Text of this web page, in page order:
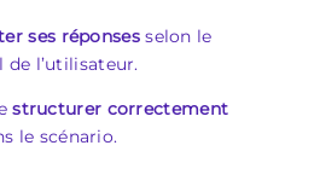
ses réponsesselon le
l’utilisateur.
structurer correctement
le scénario.